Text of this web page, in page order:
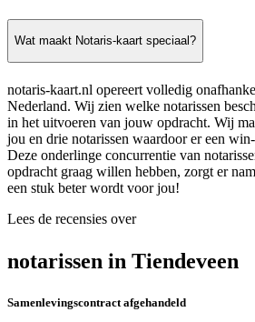
Wat maakt Notaris-kaart speciaal?
notaris-kaart.nl opereert volledig
Nederland. Wij zien welke notarissen
in het uitvoeren van jouw opdracht. Wij
jou en drie notarissen waardoor er een
Deze onderlinge concurrentie van
opdracht graag willen hebben, zorgt er
een stuk beter wordt voor jou!
Lees de recensies over
notarissen in Tiendeveen
Samenlevingscontract afgehandeld